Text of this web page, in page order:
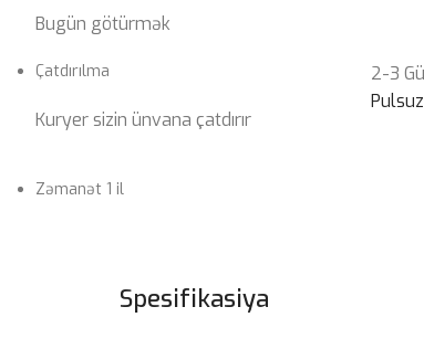
Bugün götürmək
Çatdırılma
Kuryer sizin ünvana çatdırır
2-3
Pulsuz
Zəmanət 1 il
Spesifikasiya